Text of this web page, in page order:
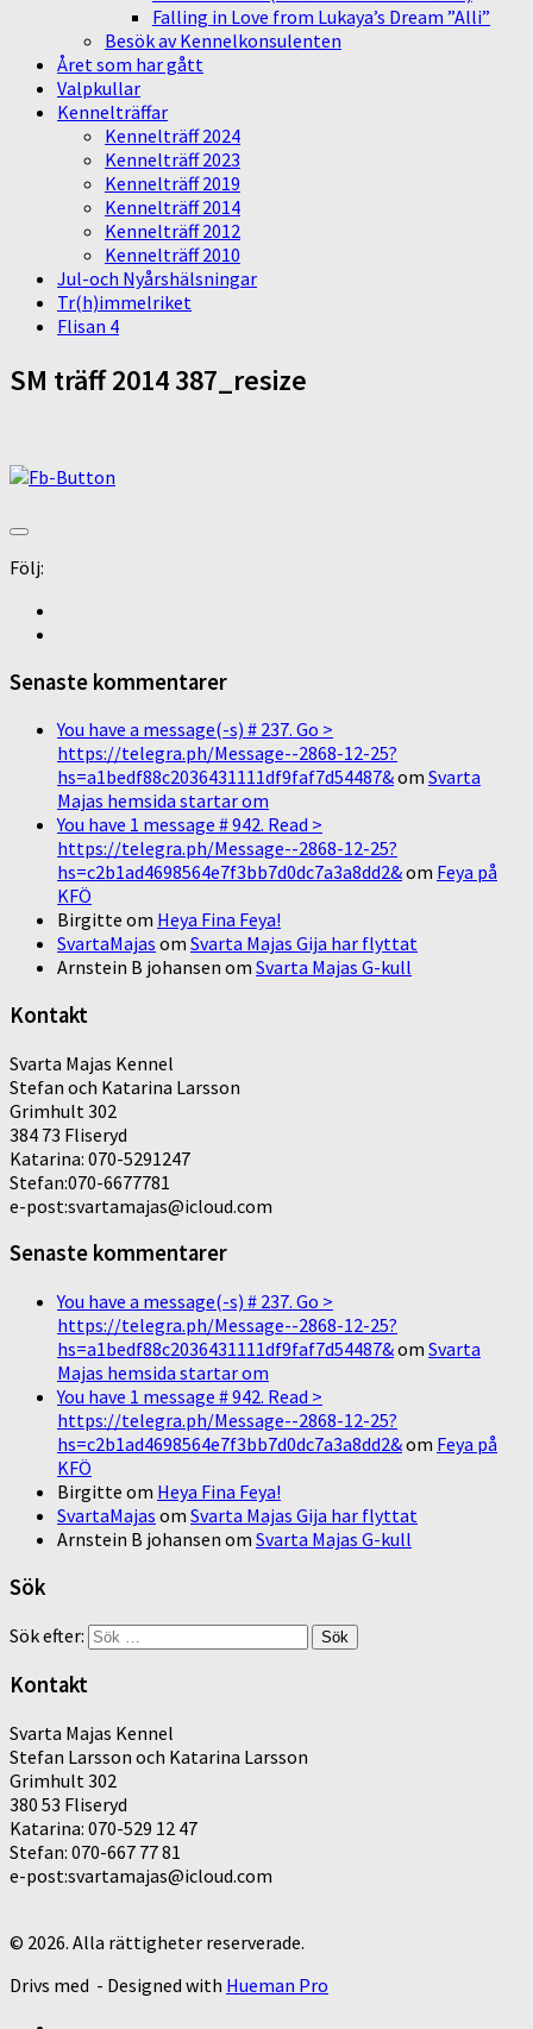
Falling in Love from Lukaya’s Dream ”Alli”
Besök av Kennelkonsulenten
Året som har gått
Valpkullar
Kennelträffar
Kennelträff 2024
Kennelträff 2023
Kennelträff 2019
Kennelträff 2014
Kennelträff 2012
Kennelträff 2010
Jul-och Nyårshälsningar
Tr(h)immelriket
Flisan 4
SM träff 2014 387_resize
Följ:
Senaste kommentarer
You have a message(-s) # 237. Go >
https://telegra.ph/Message--2868-12-25?
hs=a1bedf88c2036431111df9faf7d54487&om Svarta
Majas hemsida startar om
You have 1 message # 942. Read >
https://telegra.ph/Message--2868-12-25?
hs=c2b1ad4698564e7f3bb7d0dc7a3a8dd2&om Feya på
KFÖ
Birgitte om Heya Fina Feya!
SvartaMajas om Svarta Majas Gija har flyttat
Arnstein B johansen om Svarta Majas G-kull
Kontakt
Svarta Majas Kennel
Stefan och Katarina Larsson
Grimhult 302
384 73 Fliseryd
Katarina: 070-5291247
Stefan:070-6677781
e-post:svartamajas@icloud.com
Senaste kommentarer
You have a message(-s) # 237. Go >
https://telegra.ph/Message--2868-12-25?
hs=a1bedf88c2036431111df9faf7d54487&om Svarta
Majas hemsida startar om
You have 1 message # 942. Read >
https://telegra.ph/Message--2868-12-25?
hs=c2b1ad4698564e7f3bb7d0dc7a3a8dd2&om Feya på
KFÖ
Birgitte om Heya Fina Feya!
SvartaMajas om Svarta Majas Gija har flyttat
Arnstein B johansen om Svarta Majas G-kull
Sök
Sök efter:
Kontakt
Svarta Majas Kennel
Stefan Larsson och Katarina Larsson
Grimhult 302
380 53 Fliseryd
Katarina: 070-529 12 47
Stefan: 070-667 77 81
e-post:svartamajas@icloud.com
© 2026. Alla rättigheter reserverade.
Drivs med - Designed with Hueman Pro